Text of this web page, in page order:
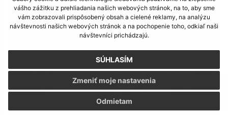
vášho zážitku z prehliadania našich webových stránok, na to, aby sme
vám zobrazovali prispôsobený obsah a cielené reklamy, na analýzu
návštevnosti našich webových stránok a na pochopenie toho, odkiaľ naši
návštevníci prichádzajú.
SÚHLASÍM
Odmietam
Zmeniť moje nastavenia
Rekonštrukcia domu smútku - stav k 24.10.2021